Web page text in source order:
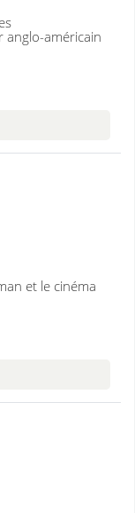
américain
et le cinéma